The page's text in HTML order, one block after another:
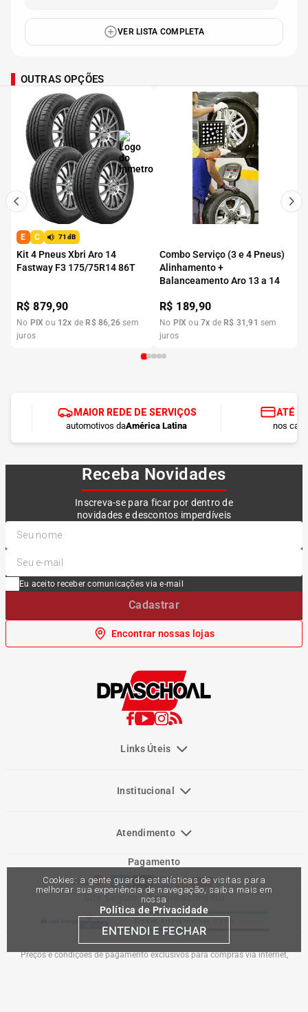
Cookies: a gente guarda estatísticas de visitas para
melhorar sua experiência de navegação, saiba mais em
nossa
Política de Privacidade
ENTENDI E FECHAR
VER LISTA COMPLETA
OUTRAS OPÇÕES
E C 71dB
Kit 4 Pneus Xbri Aro 14
Fastway F3 175/75R14 86T
R$879,90
No PIX ou 12x de R$ 86,26 sem
juros
Combo Serviço (3 e 4 Pneus)
Alinhamento +
Balanceamento Aro 13 a 14
R$ 189,90
No PIX ou7x de R$ 31 ,91 sem
juros
MAIOR REDE DE SERVIÇOS
automotivos daAmérica Latina
ATÉ
nos
Receba Novidades
Inscreva-se para ficar por dentro de
novidades e descontos imperdíveis
Eu aceito receber comunicações via e-mail
Cadastrar
Encontrar nossas lojas
Links Úteis
Institucional
Atendimento
Pagamento
Site Seguro e Reconhecimento
Preços e condições de pagamento exclusivos para compras via internet,